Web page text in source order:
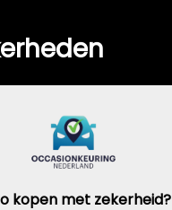
kopen met zekerheid?